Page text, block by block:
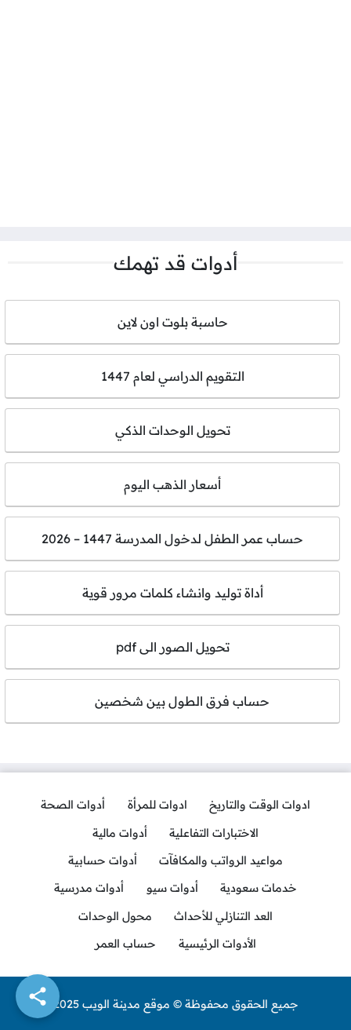
أدوات قد تهمك
حاسبة بلوت اون لاين
التقويم الدراسي لعام 1447
تحويل الوحدات الذكي
أسعار الذهب اليوم
حساب عمر الطفل لدخول المدرسة 1447 – 2026
أداة توليد وانشاء كلمات مرور قوية
تحويل الصور الى pdf
حساب فرق الطول بين شخصين
ادوات الوقت والتاريخ ادوات للمرأة
أدوات الصحة
الاختبارات التفاعلية
أدوات مالية
مواعيد الرواتب والمكافآت
أدوات حسابية
خدمات سعودية
أدوات سيو
أدوات مدرسية
العد التنازلي للأحداث
محول الوحدات
الأدوات الرئيسية
حساب العمر
جميع الحقوق محفوظة © موقع مدينة الويب 2025